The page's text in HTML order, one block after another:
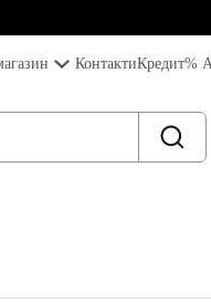
КонтактиКредит%